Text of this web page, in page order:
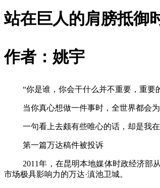
站在巨人的肩膀抵御
作者：姚宇
“你是谁，你会干什么并不重要，重要
当你真心想做一件事时，全世界都会为
一句看上去颇有些唯心的话，却是我
第一篇万达稿件被投诉
2011年，在昆明本地媒体时政经济部
市场极具影响力的万达·滇池卫城。